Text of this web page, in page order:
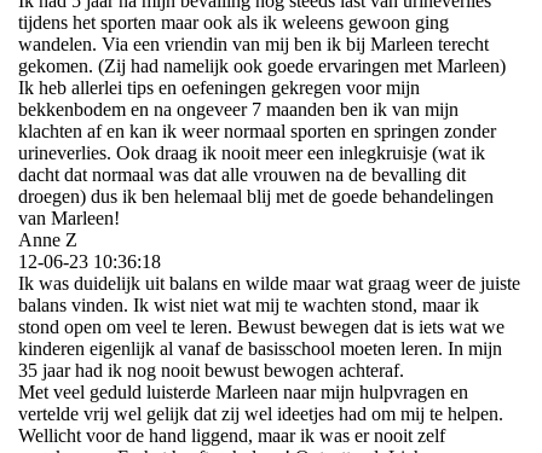
tijdens het sporten maar ook als ik weleens gewoon ging
wandelen. Via een vriendin van mij ben ik bij Marleen terecht
gekomen. (Zij had namelijk ook goede ervaringen met Marleen)
Ik heb allerlei tips en oefeningen gekregen voor mijn
bekkenbodem en na ongeveer 7 maanden ben ik van mijn
klachten af en kan ik weer normaal sporten en springen zonder
urineverlies. Ook draag ik nooit meer een inlegkruisje (wat ik
dacht dat normaal was dat alle vrouwen na de bevalling dit
droegen) dus ik ben helemaal blij met de goede behandelingen
van Marleen!
Anne Z
12-06-23 10:36:18
Ik was duidelijk uit balans en wilde maar wat graag weer de juiste
balans vinden. Ik wist niet wat mij te wachten stond, maar ik
stond open om veel te leren. Bewust bewegen dat is iets wat we
kinderen eigenlijk al vanaf de basisschool moeten leren. In mijn
35 jaar had ik nog nooit bewust bewogen achteraf.
Met veel geduld luisterde Marleen naar mijn hulpvragen en
vertelde vrij wel gelijk dat zij wel ideetjes had om mij te helpen.
Wellicht voor de hand liggend, maar ik was er nooit zelf